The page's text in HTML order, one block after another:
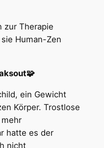
zur Therapie
Human-Zen
ein Gewicht
Körper. Trostlose
hatte es der
nicht